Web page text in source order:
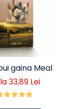
gaina Meal
33,89 Lei